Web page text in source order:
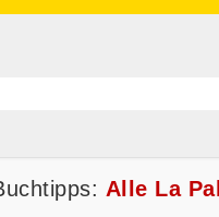
Alle La